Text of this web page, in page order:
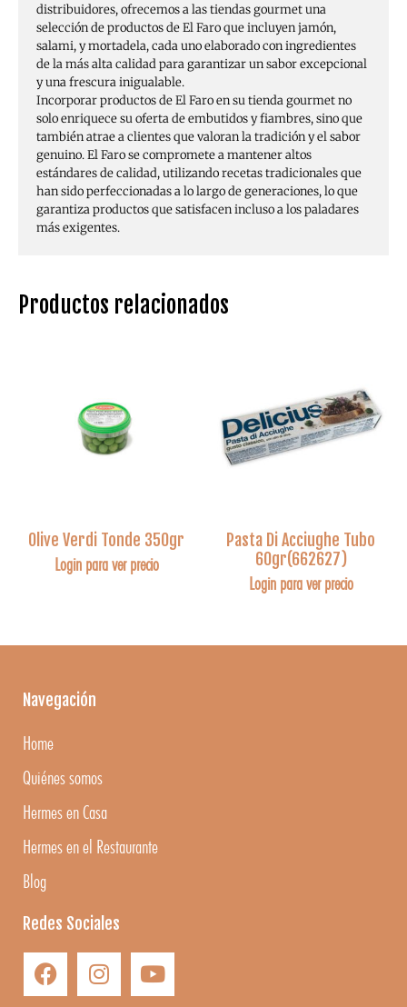
Productos relacionados
Olive Verdi Tonde 350gr
Login para ver precio
Pasta Di Acciughe Tubo
60gr(662627)
Login para ver precio
distribuidores, ofrecemos a las tiendas gourmet una
selección de productos de El Faro que incluyen jamón,
salami, y mortadela, cada uno elaborado con ingredientes
de la más alta calidad para garantizar un sabor excepcional
y una frescura inigualable.
Incorporar productos de El Faro en su tienda gourmet no
solo enriquece su oferta de embutidos y fiambres, sino que
también atrae a clientes que valoran la tradición y el sabor
genuino. El Faro se compromete a mantener altos
estándares de calidad, utilizando recetas tradicionales que
han sido perfeccionadas a lo largo de generaciones, lo que
garantiza productos que satisfacen incluso a los paladares
más exigentes.
Navegación
Home
Quiénes somos
Hermes en Casa
Hermes en el Restaurante
Blog
Redes Sociales